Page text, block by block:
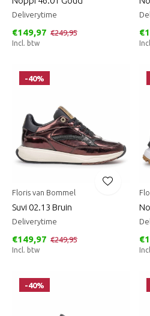
Deliverytime
€149,97 €249,95
Incl. btw
-40%
Floris van Bommel
Suvi 02.13 Bruin
Deliverytime
€149,97 €249,95
Incl. btw
-40%